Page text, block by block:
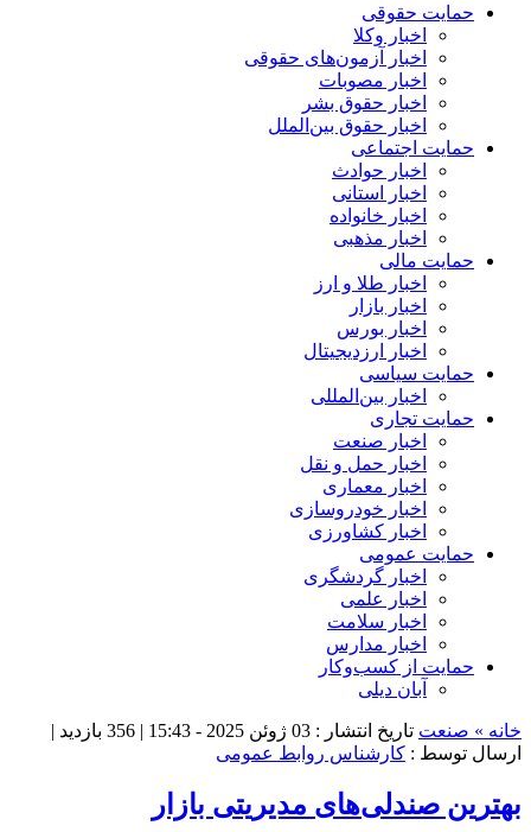
حمایت حقوقی
اخبار وکلا
اخبار آزمون‌های حقوقی
اخبار مصوبات
اخبار حقوق بشر
اخبار حقوق بین‌الملل
حمایت اجتماعی
اخبار حوادث
اخبار استانی
اخبار خانواده
اخبار مذهبی
حمایت مالی
اخبار طلا و ارز
اخبار بازار
اخبار بورس
اخبار ارزدیجیتال
حمایت سیاسی
اخبار بین‌المللی
حمایت تجاری
اخبار صنعت
اخبار حمل و نقل
اخبار معماری
اخبار خودروسازی
اخبار کشاورزی
حمایت عمومی
اخبار گردشگری
اخبار علمی
اخبار سلامت
اخبار مدارس
حمایت از کسب‌وکار
آبان دیلی
خانه » صنعت تاریخ انتشار : 03 ژوئن 2025 - 15:43 | 356 بازدید
|
ارسال توسط : کارشناس روابط عمومی
بهترین صندلی‌های مدیریتی بازار